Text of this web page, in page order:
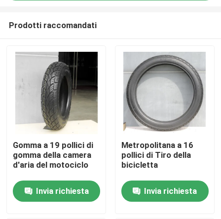
Prodotti
Chi siamo
Prodotti raccomandati
Gomma a 19 pollici di
gomma della camera
d'aria del motociclo
Invia richiesta
Metropolitana a 16
pollici di Tiro della
bicicletta
Invia richiesta